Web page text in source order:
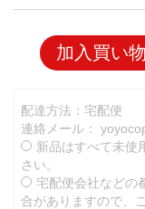
加入買い
配達方法：宅配便
連絡メール：
新品はすべて未使
さい。
宅配便会社などの
合がありますので、